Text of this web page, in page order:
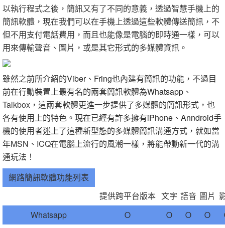
以執行程式之後，簡訊又有了不同的意義，透過智慧手機上的
簡訊軟體，現在我們可以在手機上透過這些軟體傳送簡訊，不
但不用支付電話費用，而且也能像是電腦的即時通一樣，可以
用來傳輸聲音、圖片，或是其它形式的多媒體資訊。
雖然之前所介紹的Viber、 Fring也內建有簡訊的功能，不過目
前在行動裝置上最有名的兩套簡訊軟體為Whatsapp 、
Talkbox，這兩套軟體更進一步提供了多媒體的簡訊形式，也
各有使用上的特色。現在已經有許多擁有iPhone 、 Anndroid手
機的使用者迷上了這種新型態的多媒體簡訊溝通方式，就如當
年MSN、ICQ在電腦上流行的風潮一樣，將能帶動新一代的溝
通玩法！
網路簡訊軟體功能列表
提供跨平台版本 文字 語音 圖片
Whatsapp
Ｏ Ｏ Ｏ Ｏ